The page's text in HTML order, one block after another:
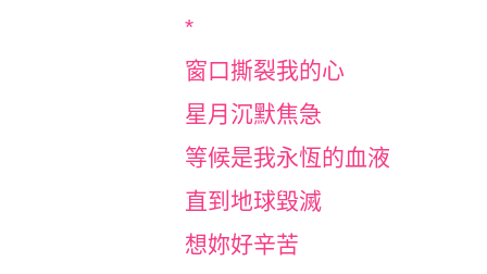
*
窗口撕裂我的心
星月沉默焦急
等候是我永恆的血液
直到地球毀滅
想妳好辛苦